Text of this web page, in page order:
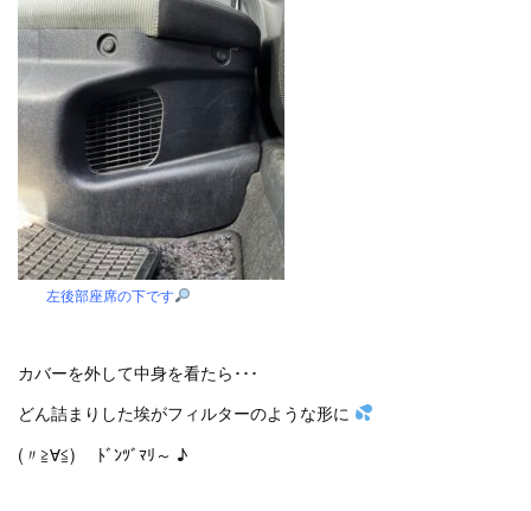
左後部座席の下です
カバーを外して中身を看たら･･･
どん詰まりした埃がフィルターのような形に
(〃≧∀≦)ゞ ﾄﾞﾝﾂﾞﾏﾘ～ ♪